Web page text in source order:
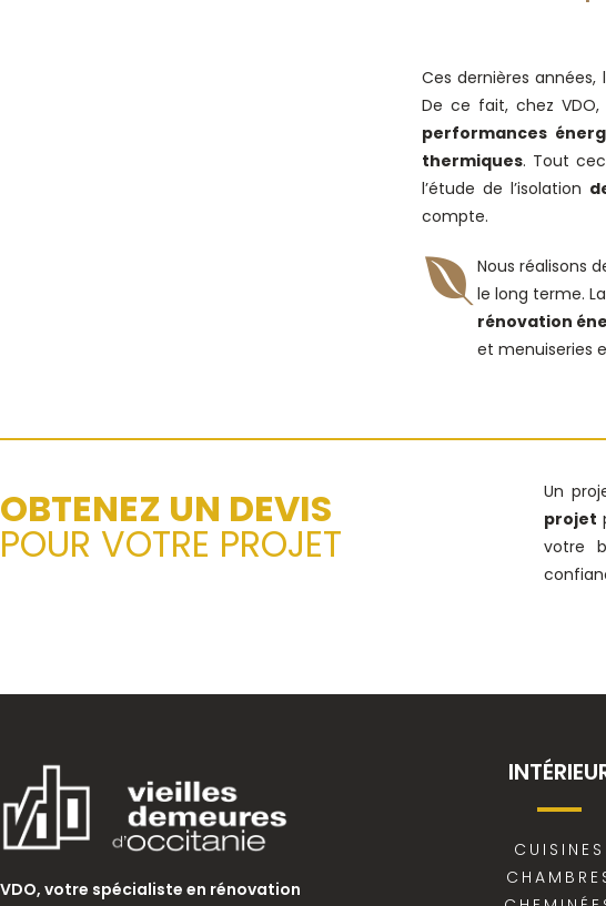
Ces dernières
De ce fait, chez
performances
thermiques. Tout
l’étude de l’isolation
compte.
Nous réalisons
le long terme. La
rénovation
et menuiseries
OBTENEZ UN DEVIS
POUR VOTRE PROJET
Un
projet
votre
VDO, votre spécialiste en rénovation
CUISINES